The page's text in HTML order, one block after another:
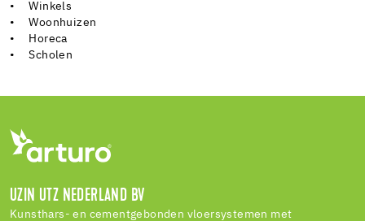
• Winkels
• Woonhuizen
• Horeca
• Scholen
UZIN UTZ NEDERLAND BV
Kunsthars- en cementgebonden vloersystemen met